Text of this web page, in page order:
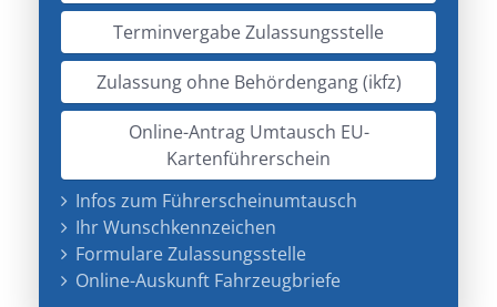
Terminvergabe Zulassungsstelle
Zulassung ohne Behördengang (ikfz)
Online-Antrag Umtausch EU-
Kartenführerschein
Infos zum Führerscheinumtausch
Ihr Wunschkennzeichen
Formulare Zulassungsstelle
Online-Auskunft Fahrzeugbriefe